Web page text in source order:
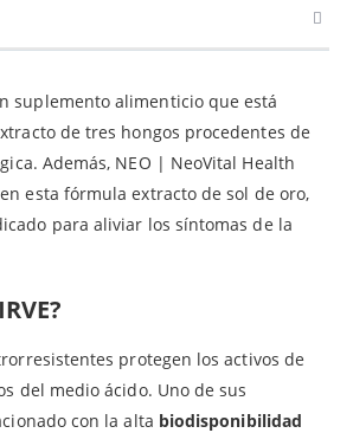
suplemento alimenticio que está
de tres hongos procedentes de
Además, NEO | NeoVital Health
esta fórmula extracto de sol de oro,
para aliviar los síntomas de la
protegen los activos de
del medio ácido. Uno de sus
con la alta biodisponibilidad